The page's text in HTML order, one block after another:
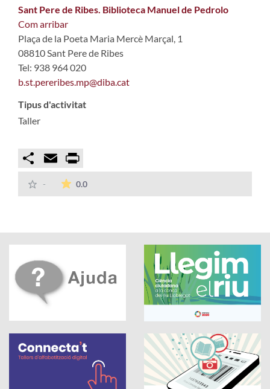
Sant Pere de Ribes. Biblioteca Manuel de Pedrolo
Com arribar
Plaça de la Poeta Maria Mercè Marçal, 1
08810 Sant Pere de Ribes
Tel: 938 964 020
b.st.pereribes.mp@diba.cat
Tipus d'activitat
Taller
Compartir
Email
- 0.0La mitjana de les valoracions és de 0